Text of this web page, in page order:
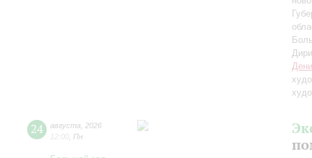
24 августа
2026
12:00 Пн